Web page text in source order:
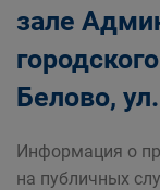
зале
Белово,
Информация о
на публичных